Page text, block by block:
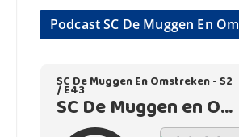
Podcast SC De Muggen En